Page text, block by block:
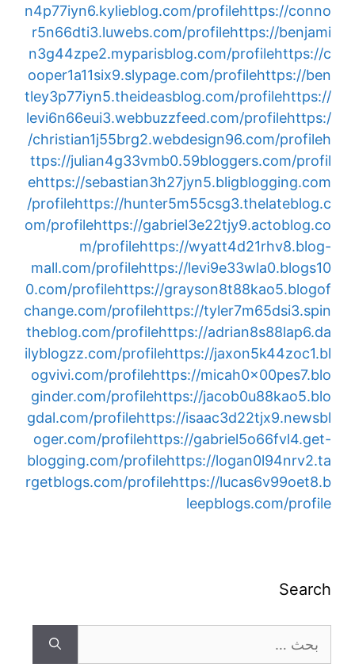
n4p77iyn6.kylieblog.com/profilehttps://conno
r5n66dti3.luwebs.com/profilehttps://benjami
n3g44zpe2.myparisblog.com/profilehttps://c
ooper1a11six9.slypage.com/profilehttps://ben
tley3p77iyn5.theideasblog.com/profilehttps://
levi6n66eui3.webbuzzfeed.com/profilehttps:/
/christian1j55brg2.webdesign96.com/profileh
ttps://julian4g33vmb0.59bloggers.com/profil
ehttps://sebastian3h27jyn5.bligblogging.com
/profilehttps://hunter5m55csg3.thelateblog.c
om/profilehttps://gabriel3e22tjy9.actoblog.co
m/profilehttps://wyatt4d21rhv8.blog-
mall.com/profilehttps://levi9e33wla0.blogs10
0.com/profilehttps://grayson8t88kao5.blogof
change.com/profilehttps://tyler7m65dsi3.spin
theblog.com/profilehttps://adrian8s88lap6.da
ilyblogzz.com/profilehttps://jaxon5k44zoc1.bl
ogvivi.com/profilehttps://micah0x00pes7.blo
ginder.com/profilehttps://jacob0u88kao5.blo
gdal.com/profilehttps://isaac3d22tjx9.newsbl
oger.com/profilehttps://gabriel5o66fvl4.get-
blogging.com/profilehttps://logan0l94nrv2.ta
rgetblogs.com/profilehttps://lucas6v99oet8.b
leepblogs.com/profile
Search